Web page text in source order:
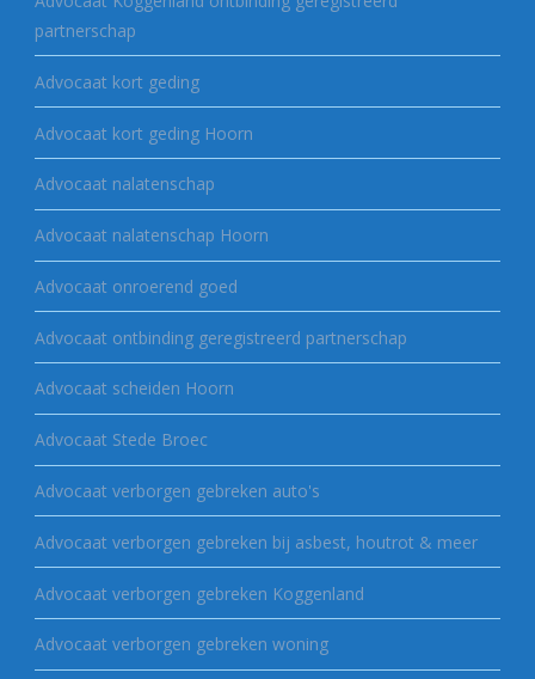
partnerschap
Advocaat kort geding
Advocaat kort geding Hoorn
Advocaat nalatenschap
Advocaat nalatenschap Hoorn
Advocaat onroerend goed
Advocaat ontbinding geregistreerd partnerschap
Advocaat scheiden Hoorn
Advocaat Stede Broec
Advocaat verborgen gebreken auto's
Advocaat verborgen gebreken bij asbest, houtrot & meer
Advocaat verborgen gebreken Koggenland
Advocaat verborgen gebreken woning